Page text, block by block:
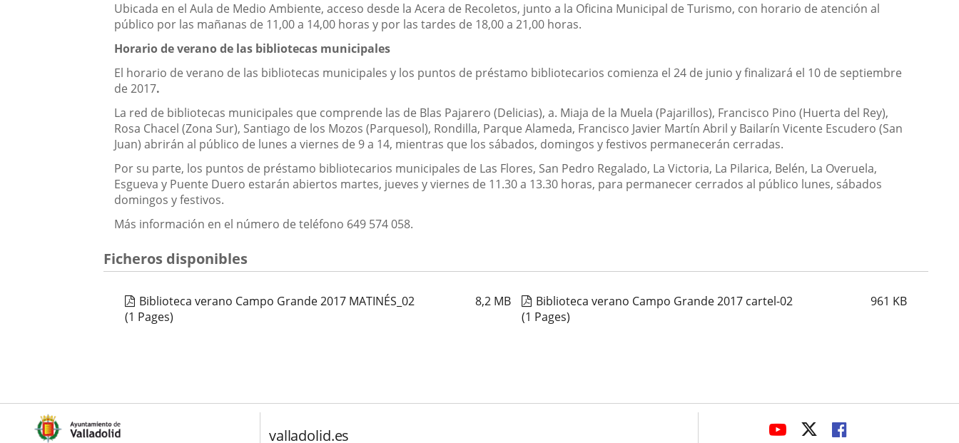
Ubicada en el Aula de Medio Ambiente, acceso desde la Acera de Recoletos, junto a la Oficina Municipal de Turismo, con horario de atención al
público por las mañanas de 11,00 a 14,00 horas y por las tardes de 18,00 a 21,00 horas.
Horario de verano de las bibliotecas municipales
El horario de verano de las bibliotecas municipales y los puntos de préstamo bibliotecarios comienza el 24 de junio y finalizará el 10 de septiembre
de 2017.
La red de bibliotecas municipales que comprende las de Blas Pajarero (Delicias), a. Miaja de la Muela (Pajarillos), Francisco Pino (Huerta del Rey),
Rosa Chacel (Zona Sur), Santiago de los Mozos (Parquesol), Rondilla, Parque Alameda, Francisco Javier Martín Abril y Bailarín Vicente Escudero (San
Juan) abrirán al público de lunes a viernes de 9 a 14, mientras que los sábados, domingos y festivos permanecerán cerradas.
Por su parte, los puntos de préstamo bibliotecarios municipales de Las Flores, San Pedro Regalado, La Victoria, La Pilarica, Belén, La Overuela,
Esgueva y Puente Duero estarán abiertos martes, jueves y viernes de 11.30 a 13.30 horas, para permanecer cerrados al público lunes, sábados
domingos y festivos.
Más información en el número de teléfono 649 574 058.
Ficheros disponibles
Biblioteca verano Campo Grande 2017 MATINÉS_02 8,2 MB
(1 Pages)
Biblioteca verano Campo Grande 2017 cartel-02 961 KB
(1 Pages)
valladolid.es
ENLACEENLACEENLACE